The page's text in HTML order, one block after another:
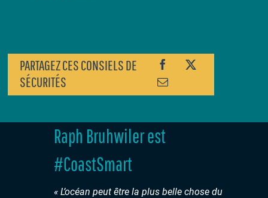
PARTAGEZ CES CONSIELS DE
SÉCURITÉS
Raph Bruhwiler est
#CoastSmart
« L’océan peut être la plus belle chose du